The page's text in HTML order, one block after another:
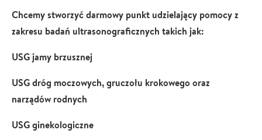
Chcemy stworzyć darmowy punkt udzielający pomocy z
zakresu badań ultrasonograficznych takich jak:
USG jamy brzusznej
USG dróg moczowych, gruczołu krokowego oraz
narządów rodnych
USG ginekologiczne